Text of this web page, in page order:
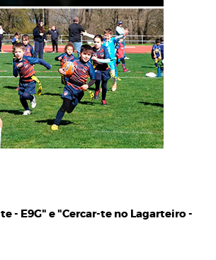
- E9G" e "Cercar-te no Lagarteiro -